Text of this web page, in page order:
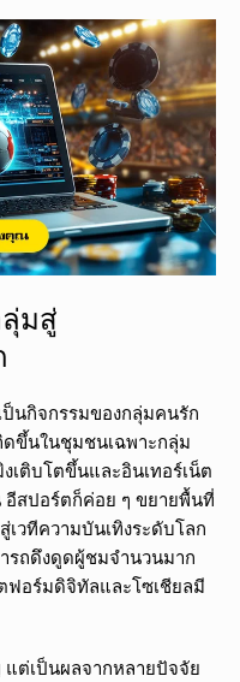
มสู่
นกิจกรรมของกลุ่มคนรัก
ดขึ้นในชุมชนเฉพาะกลุ่ม
เติบโตขึ้นและอินเทอร์เน็ต
อีสปอร์ตก็ค่อย ๆ ขยายพื้นที่
วทีความบันเทิงระดับโลก
รถดึงดูดผู้ชมจำนวนมาก
ฟอร์มดิจิทัลและโซเชียลมี
แต่เป็นผลจากหลายปัจจัย